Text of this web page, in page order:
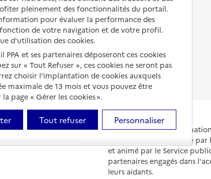
Comprendre les prix en
EHPAD
Droits en EHPAD
Fin de vie en EHPAD
Portail national
et de leurs proches, créé
et animé par le Service
partenaires engagés dans
leurs aidants.
pleinement des fonctionnalités du portail.
pour évaluer la performance des
de votre navigation et de votre profil.
d'utilisation des cookies.
et ses partenaires déposeront ces cookies
sur « Tout Refuser », ces cookies ne seront pas
choisir l’implantation de cookies auxquels
maximale de 13 mois et vous pouvez être
page « Gérer les cookies ».
Tout refuser Personnaliser